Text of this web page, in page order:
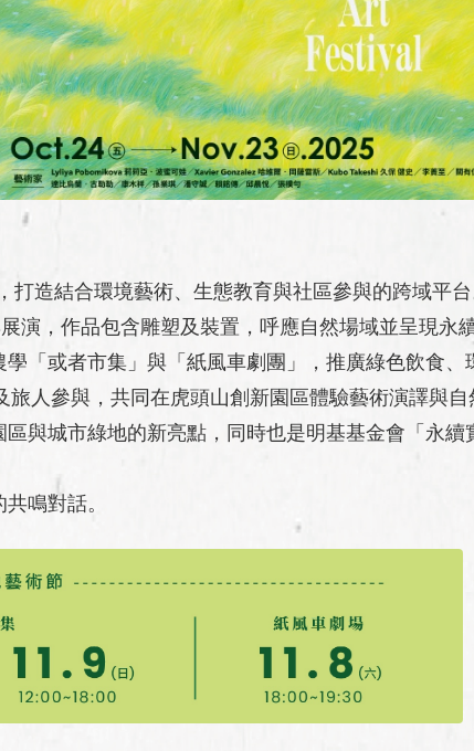
打造結合環境藝術、生態教育與社區參與的跨域平
演，作品包含雕塑及裝置，呼應自然場域並呈現永續
「或者市集」與「紙風車劇團」，推廣綠色飲食
人參與，共同在虎頭山創新園區體驗藝術演譯與自
區與城市綠地的新亮點，同時也是明基基金會「永
鳴對話。